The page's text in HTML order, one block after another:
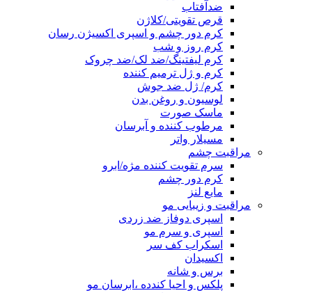
ضدآفتاب
قرص تقویتی/کلاژن
کرم دور چشم و اسپری اکسیژن رسان
کرم روز و شب
کرم لیفتینگ/ضد لک/ضد چروک
کرم و ژل ترمیم کننده
کرم/ ژل ضد جوش
لوسیون و روغن بدن
ماسک صورت
مرطوب کننده و آبرسان
مسیلار واتر
مراقبت چشم
سرم تقویت کننده مژه/ابرو
کرم دور چشم
مایع لنز
مراقبت و زیبایی مو
اسپری دوفاز ضد زردی
اسپری و سرم مو
اسکراب کف سر
اکسیدان
برس و شانه
پلکس و احیا کندده ،ابرسان مو